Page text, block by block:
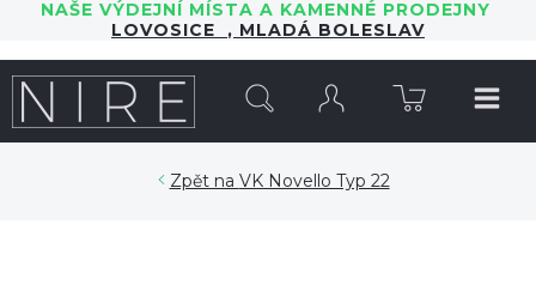
NAŠE VÝDEJNÍ MÍSTA A KAMENNÉ PRODEJNY
LOVOSICE , MLADÁ BOLESLAV
VK Novello Typ 22